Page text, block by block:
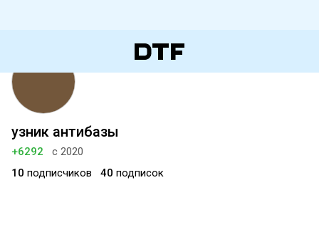
узник антибазы
+6292
с 2020
10 подписчиков 40 подписок